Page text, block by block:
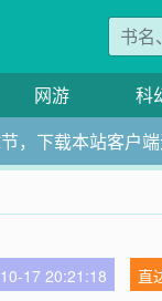
网游 科
，下载本站客户
17 20:21:18
直